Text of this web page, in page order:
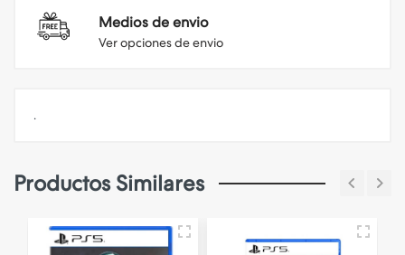
Medios de envio
Ver opciones de envio
.
Productos Similares